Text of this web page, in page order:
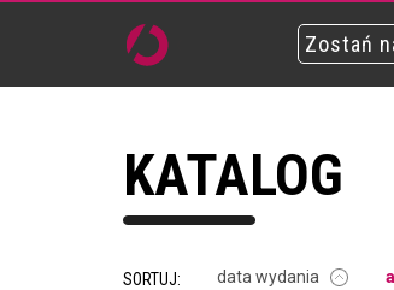
Zostań
KATALOG
SORTUJ: data wydania